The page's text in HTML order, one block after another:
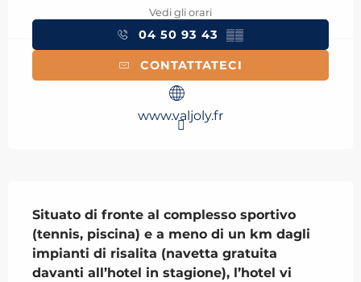
Vedi gli orari
04 50 93 43 ▒▒
CONTATTATECI
www.valjoly.fr
Situato di fronte al complesso sportivo
(tennis, piscina) e a meno di un km dagli
impianti di risalita (navetta gratuita
davanti all’hotel in stagione), l’hotel vi